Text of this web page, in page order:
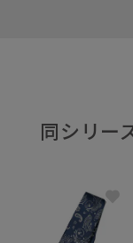
同シリー